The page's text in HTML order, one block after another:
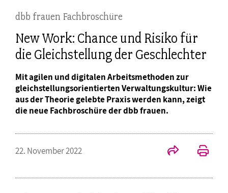
dbb frauen Fachbroschüre
New Work: Chance und Risiko für
die Gleichstellung der Geschlechter
Mit agilen und digitalen Arbeitsmethoden zur
gleichstellungsorientierten Verwaltungskultur: Wie
aus der Theorie gelebte Praxis werden kann, zeigt
die neue Fachbroschüre der dbb frauen.
22. November 2022